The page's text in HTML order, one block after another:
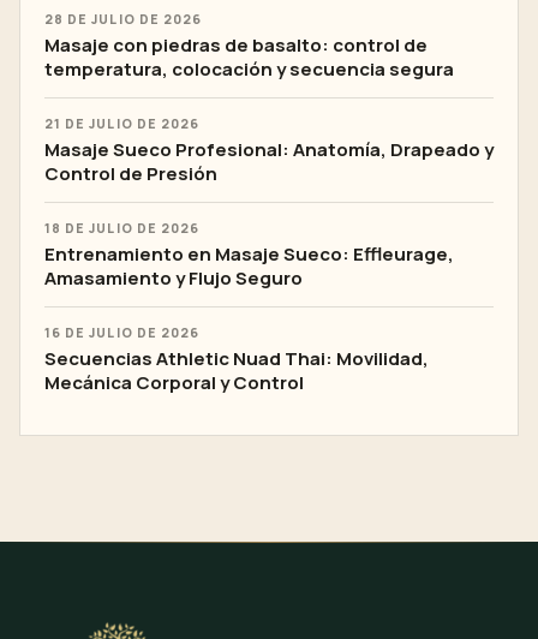
28 DE JULIO DE 2026
Masaje con piedras de basalto: control de
temperatura, colocación y secuencia segura
21 DE JULIO DE 2026
Masaje Sueco Profesional: Anatomía, Drapeado y
Control de Presión
18 DE JULIO DE 2026
Entrenamiento en Masaje Sueco: Effleurage,
Amasamiento y Flujo Seguro
16 DE JULIO DE 2026
Secuencias Athletic Nuad Thai: Movilidad,
Mecánica Corporal y Control